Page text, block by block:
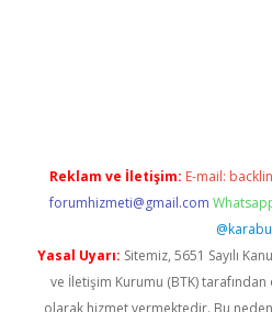
Reklam ve İletişim: E-mail:
forumhizmeti@gmail.com
Yasal Uyarı: Sitemiz, 5651 Sayılı
ve İletişim Kurumu (BTK) tarafından
olarak hizmet vermektedir. Bu